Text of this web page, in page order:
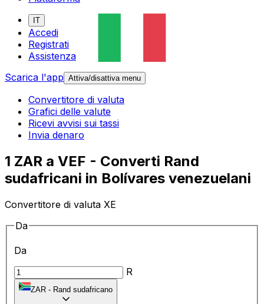
IT
Accedi
Registrati
Assistenza
Scarica l'app Attiva/disattiva menu
Convertitore di valuta
Grafici delle valute
Ricevi avvisi sui tassi
Invia denaro
1 ZAR a VEF - Converti Rand
sudafricani in Bolívares venezuelani
Convertitore di valuta XE
Da
Da
R
ZAR - Rand sudafricano